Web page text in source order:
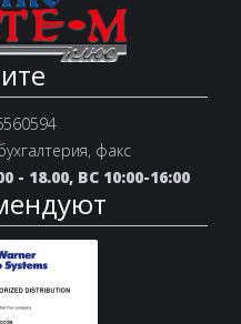
факс
18.00, ВС 10:00-16:00